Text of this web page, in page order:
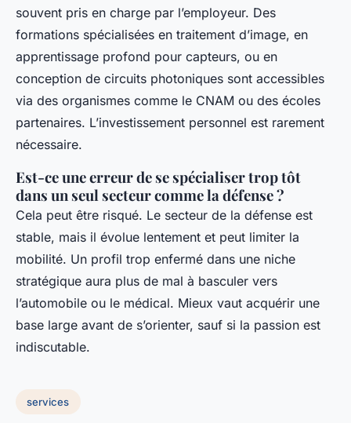
souvent pris en charge par l’employeur. Des
formations spécialisées en traitement d’image, en
apprentissage profond pour capteurs, ou en
conception de circuits photoniques sont accessibles
via des organismes comme le CNAM ou des écoles
partenaires. L’investissement personnel est rarement
nécessaire.
Est-ce une erreur de se spécialiser trop tôt
dans un seul secteur comme la défense ?
Cela peut être risqué. Le secteur de la défense est
stable, mais il évolue lentement et peut limiter la
mobilité. Un profil trop enfermé dans une niche
stratégique aura plus de mal à basculer vers
l’automobile ou le médical. Mieux vaut acquérir une
base large avant de s’orienter, sauf si la passion est
indiscutable.
services